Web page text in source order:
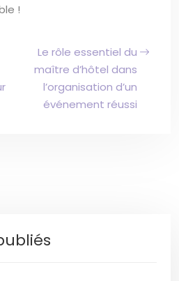
!
Le rôle essentiel du
maître d’hôtel dans
l’organisation d’un
événement réussi